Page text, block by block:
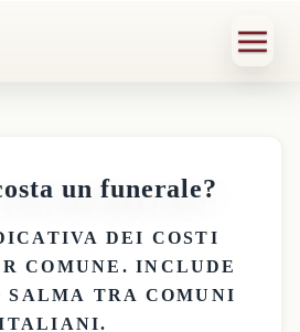
un funerale?
DEI COSTI
COMUNE . INCLUDE
SALMA TRA COMUNI